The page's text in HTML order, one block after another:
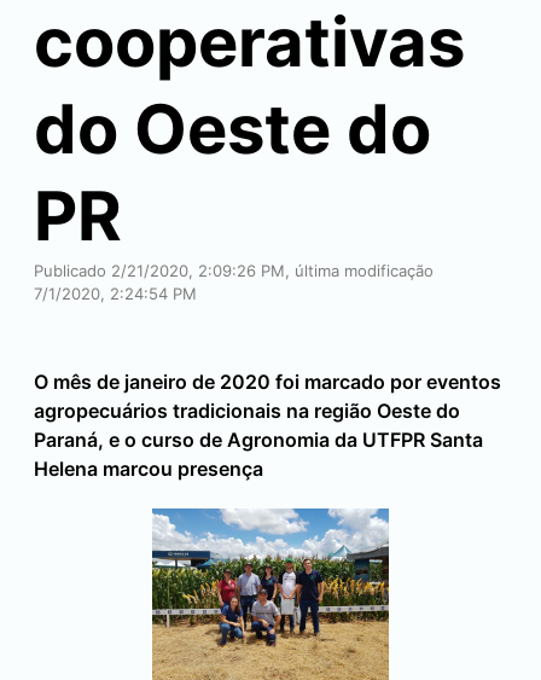
cooperativas
do Oeste do
PR
Publicado 2/21/2020, 2:09:26 PM, última modificação
7/1/2020, 2:24:54 PM
O mês de janeiro de 2020 foi marcado por eventos
agropecuários tradicionais na região Oeste do
Paraná, e o curso de Agronomia da UTFPR Santa
Helena marcou presença